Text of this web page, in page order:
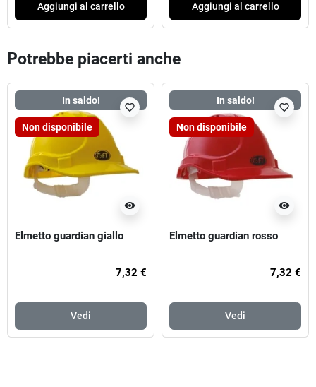
Aggiungi al carrello Aggiungi al carrello
Potrebbe piacerti anche
In saldo!
Non disponibile
visibility
favorite_border
Elmetto guardian giallo
7,32 €
Vedi
In saldo!
Non disponibile
visibility
favorite_border
Elmetto guardian rosso
7,32 €
Vedi